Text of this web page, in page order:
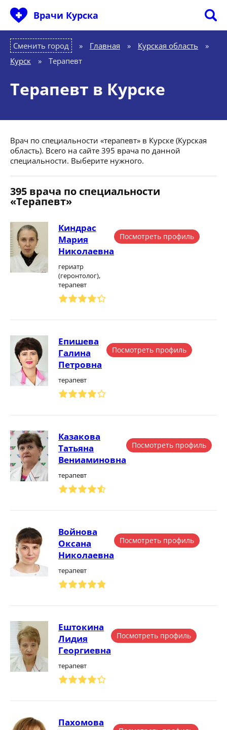
Врачи Курска
Сменить город Главная » Курская область
»
Курск
» Терапевт
Терапевт в Курске
Врач по специальности «терапевт» в Курске (Курская
область). Всего на сайте 395 врача по данной
специальности. Выберите нужного.
395 врача по специальности
«Терапевт»
Киндрас
Мария
Николаевна
гериатр
(геронтолог),
терапевт
Посмотреть профиль
Епишева
Галина
Петровна
терапевт
Посмотреть профиль
Казакова
Татьяна
Вениаминовна
терапевт
Посмотреть профиль
Войнова
Оксана
Николаевна
терапевт
Посмотреть профиль
Ештокина
Лидия
Георгиевна
терапевт
Посмотреть профиль
Пахомова